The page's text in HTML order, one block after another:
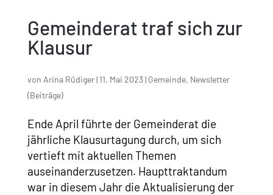
Gemeinderat traf sich zur
Klausur
von Arina Rüdiger| 11. Mai 2023| Gemeinde, Newsletter
(Beiträge)
Ende April führte der Gemeinderat die
jährliche Klausurtagung durch, um sich
vertieft mit aktuellen Themen
auseinanderzusetzen. Haupttraktandum
war in diesem Jahr die Aktualisierung der